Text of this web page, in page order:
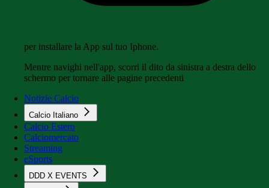
per installare la App sul tuo Iphone.
Mentre navighi nell'app, scorri il dito da sinistra a destra dello
schermo per tornare alle pagine precedenti
Notizie Calcio
Calcio Italiano
Calcio Estero
Calciomercato
Streaming
eSports
DDD X EVENTS